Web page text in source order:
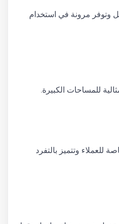
وتوفر مرونة في استخدام
للمساحات الكبيرة.
للعملاء وتتميز بالتفرد